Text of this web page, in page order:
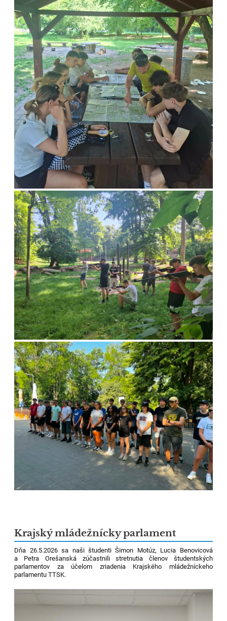
Krajský mládežnícky parlament
Dňa 26.5.2026 sa naši študenti Šimon Motúz, Lucia Benovicová
a Petra Orešanská zúčastnili stretnutia členov študentských
parlamentov za účelom zriadenia Krajského mládežníckeho
parlamentu TTSK.